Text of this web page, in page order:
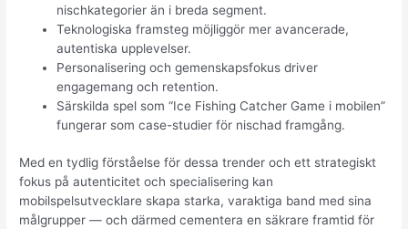
nischkategorier än i breda segment.
Teknologiska framsteg möjliggör mer avancerade,
autentiska upplevelser.
Personalisering och gemenskapsfokus driver
engagemang och retention.
Särskilda spel som “Ice Fishing Catcher Game i mobilen”
fungerar som case-studier för nischad framgång.
Med en tydlig förståelse för dessa trender och ett strategiskt
fokus på autenticitet och specialisering kan
mobilspelsutvecklare skapa starka, varaktiga band med sina
målgrupper — och därmed cementera en säkrare framtid för